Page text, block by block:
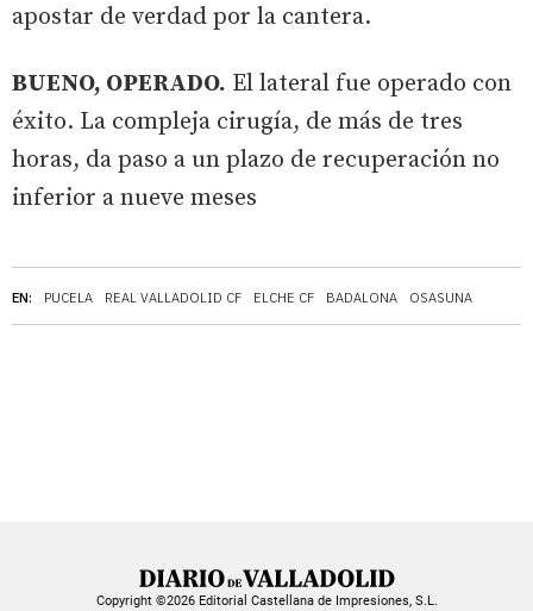
EN: PUCELA REAL VALLADOLID CF ELCHE CF BADALONA OSASUNA
apostar de verdad por la cantera.
BUENO, OPERADO. El lateral fue operado con
éxito. La compleja cirugía, de más de tres
horas, da paso a un plazo de recuperación no
inferior a nueve meses
Copyright ©2026 Editorial Castellana de Impresiones, S.L.